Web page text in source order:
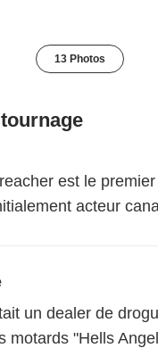
13 Photos
est le
acteur
un dealer de
motards "Hells